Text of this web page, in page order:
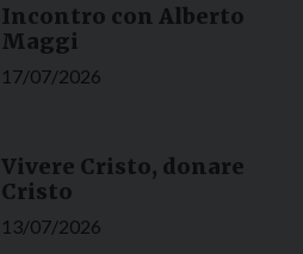
Incontro con Alberto
Maggi
17/07/2026
Vivere Cristo, donare
Cristo
13/07/2026